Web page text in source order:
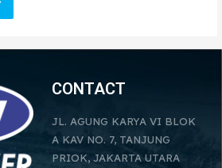
CONTACT
JL. AGUNG KARYA VI BLOK
A KAV NO. 7, TANJUNG
PRIOK, JAKARTA UTARA